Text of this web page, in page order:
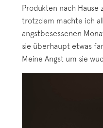
Produkten nach Hause
trotzdem machte ich
angstbesessenen
sie überhaupt etwas
Meine Angst um sie